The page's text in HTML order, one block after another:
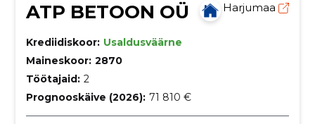
ATP BETOON OÜ Harjumaa
Krediidiskoor: Usaldusväärne
Maineskoor: 2870
Töötajaid: 2
Prognooskäive (2026): 71 810 €